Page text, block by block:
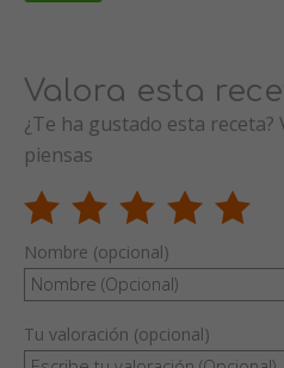
Valora esta
¿Te ha gustado esta receta?
piensas
Nombre (opcional)
Tu valoración (opcional)